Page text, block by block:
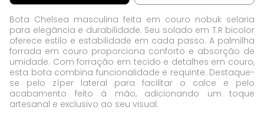
Bota Chelsea masculina feita em couro nobuk selaria
para elegância e durabilidade. Seu solado em T.R bicolor
oferece estilo e estabilidade em cada passo. A palmilha
forrada em couro proporciona conforto e absorção de
umidade. Com forração em tecido e detalhes em couro,
esta bota combina funcionalidade e requinte. Destaque-
se pelo zíper lateral para facilitar o calce e pelo
acabamento feito à mão, adicionando um toque
artesanal e exclusivo ao seu visual.